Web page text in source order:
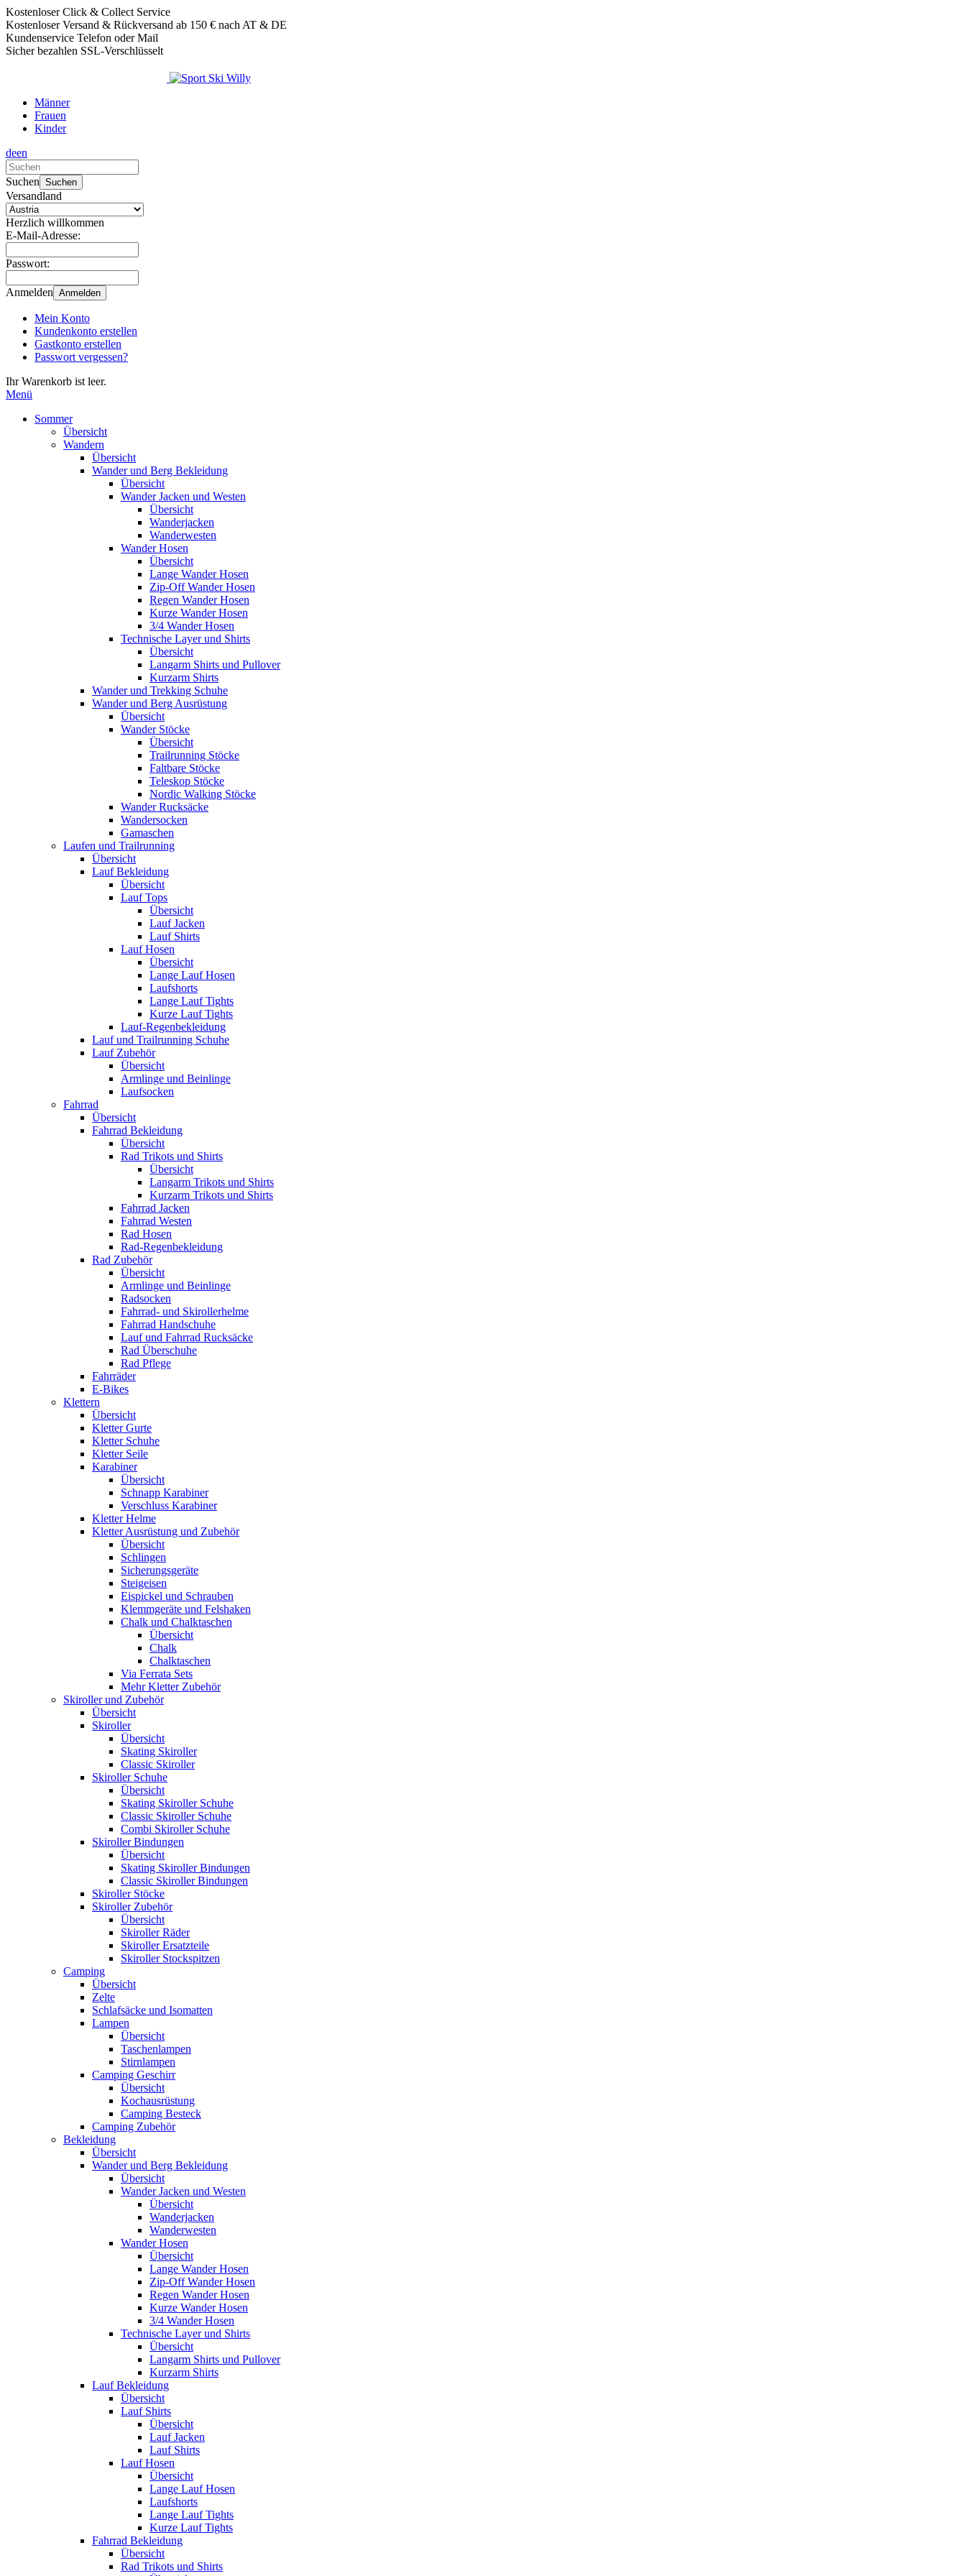
Kostenloser Click & Collect Service
Kostenloser Versand & Rückversand ab 150 € nach AT & DE
Kundenservice Telefon oder Mail
Sicher bezahlen SSL-Verschlüsselt
Männer
Frauen
Kinder
deen
die
nach
oben
unten,
um
das
können
Touch-
und
Streichgesten
verwenden.
Suchen Suchen
Versandland
Herzlich willkommen
E-Mail-Adresse:
Passwort:
Anmelden Anmelden
Mein Konto
Kundenkonto erstellen
Gastkonto erstellen
Passwort vergessen?
Ihr Warenkorb ist leer.
Menü
Sommer
Übersicht
Wandern
Übersicht
Wander und Berg Bekleidung
Übersicht
Wander Jacken und Westen
Übersicht
Wanderjacken
Wanderwesten
Wander Hosen
Übersicht
Lange Wander Hosen
Zip-Off Wander Hosen
Regen Wander Hosen
Kurze Wander Hosen
3/4 Wander Hosen
Technische Layer und Shirts
Übersicht
Langarm Shirts und Pullover
Kurzarm Shirts
Wander und Trekking Schuhe
Wander und Berg Ausrüstung
Übersicht
Wander Stöcke
Übersicht
Trailrunning Stöcke
Faltbare Stöcke
Teleskop Stöcke
Nordic Walking Stöcke
Wander Rucksäcke
Wandersocken
Gamaschen
Laufen und Trailrunning
Übersicht
Lauf Bekleidung
Übersicht
Lauf Tops
Übersicht
Lauf Jacken
Lauf Shirts
Lauf Hosen
Übersicht
Lange Lauf Hosen
Laufshorts
Lange Lauf Tights
Kurze Lauf Tights
Lauf-Regenbekleidung
Lauf und Trailrunning Schuhe
Lauf Zubehör
Übersicht
Armlinge und Beinlinge
Laufsocken
Fahrrad
Übersicht
Fahrrad Bekleidung
Übersicht
Rad Trikots und Shirts
Übersicht
Langarm Trikots und Shirts
Kurzarm Trikots und Shirts
Fahrrad Jacken
Fahrrad Westen
Rad Hosen
Rad-Regenbekleidung
Rad Zubehör
Übersicht
Armlinge und Beinlinge
Radsocken
Fahrrad- und Skirollerhelme
Fahrrad Handschuhe
Lauf und Fahrrad Rucksäcke
Rad Überschuhe
Rad Pflege
Fahrräder
E-Bikes
Klettern
Übersicht
Kletter Gurte
Kletter Schuhe
Kletter Seile
Karabiner
Übersicht
Schnapp Karabiner
Verschluss Karabiner
Kletter Helme
Kletter Ausrüstung und Zubehör
Übersicht
Schlingen
Sicherungsgeräte
Steigeisen
Eispickel und Schrauben
Klemmgeräte und Felshaken
Chalk und Chalktaschen
Übersicht
Chalk
Chalktaschen
Via Ferrata Sets
Mehr Kletter Zubehör
Skiroller und Zubehör
Übersicht
Skiroller
Übersicht
Skating Skiroller
Classic Skiroller
Skiroller Schuhe
Übersicht
Skating Skiroller Schuhe
Classic Skiroller Schuhe
Combi Skiroller Schuhe
Skiroller Bindungen
Übersicht
Skating Skiroller Bindungen
Classic Skiroller Bindungen
Skiroller Stöcke
Skiroller Zubehör
Übersicht
Skiroller Räder
Skiroller Ersatzteile
Skiroller Stockspitzen
Camping
Übersicht
Zelte
Schlafsäcke und Isomatten
Lampen
Übersicht
Taschenlampen
Stirnlampen
Camping Geschirr
Übersicht
Kochausrüstung
Camping Besteck
Camping Zubehör
Bekleidung
Übersicht
Wander und Berg Bekleidung
Übersicht
Wander Jacken und Westen
Übersicht
Wanderjacken
Wanderwesten
Wander Hosen
Übersicht
Lange Wander Hosen
Zip-Off Wander Hosen
Regen Wander Hosen
Kurze Wander Hosen
3/4 Wander Hosen
Technische Layer und Shirts
Übersicht
Langarm Shirts und Pullover
Kurzarm Shirts
Lauf Bekleidung
Übersicht
Lauf Shirts
Übersicht
Lauf Jacken
Lauf Shirts
Lauf Hosen
Übersicht
Lange Lauf Hosen
Laufshorts
Lange Lauf Tights
Kurze Lauf Tights
Fahrrad Bekleidung
Übersicht
Rad Trikots und Shirts